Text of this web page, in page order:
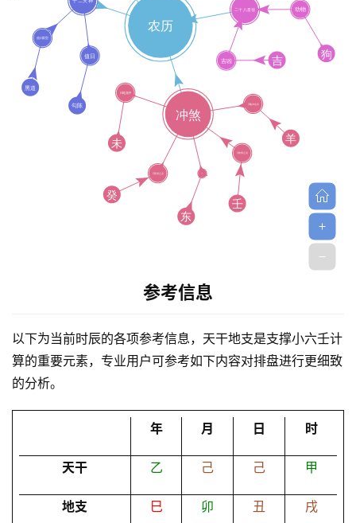
页
黄
历
卜
参考信息
以下为当前时辰的各项参考信息，天干地支是支撑小六壬计
算的重要元素，专业用户可参考如下内容对排盘进行更细致
的分析。
年 月 日 时
天干 乙 己 己 甲
地支 巳 卯 丑 戌